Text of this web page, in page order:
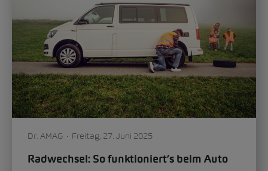
Dr. AMAG Freitag, 27. Juni 2025
Radwechsel: So funktioniert’s beim Auto